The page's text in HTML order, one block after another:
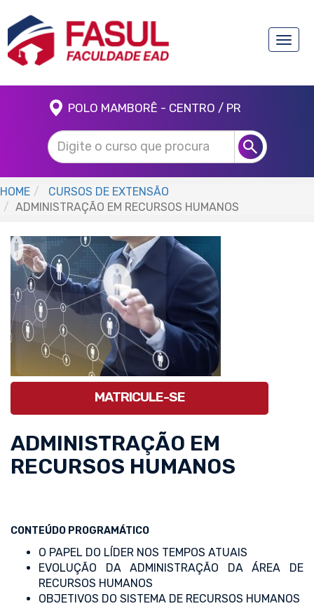
Toggle
POLO MAMBORÊ - CENTRO / PR
HOME
CURSOS DE EXTENSÃO
ADMINISTRAÇÃO EM RECURSOS HUMANOS
MATRICULE-SE
ADMINISTRAÇÃO EM
RECURSOS HUMANOS
CONTEÚDO PROGRAMÁTICO
O PAPEL DO LÍDER NOS TEMPOS ATUAIS
EVOLUÇÃO DA ADMINISTRAÇÃO DA ÁREA DE
RECURSOS HUMANOS
OBJETIVOS DO SISTEMA DE RECURSOS HUMANOS